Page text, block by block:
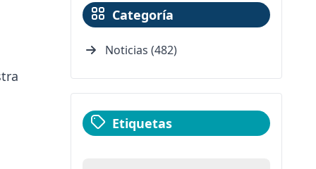
Categoría
Noticias (482)
Etiquetas